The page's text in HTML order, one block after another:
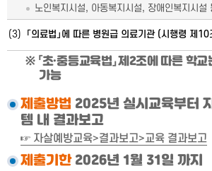
노인복지시설, 아동복지시설, 장애인복지시설
(3) 「의료법」에 따른 병원급 의료기관 (시행령 제
「초·중등교육법」 제2조에 따른 학
가능
제출방법 2025년 실시교육부터
템 내 결과보고
☞ 자살예방교육>결과보고>교육 결과보고
제출기한2026년 1월 31일 까지